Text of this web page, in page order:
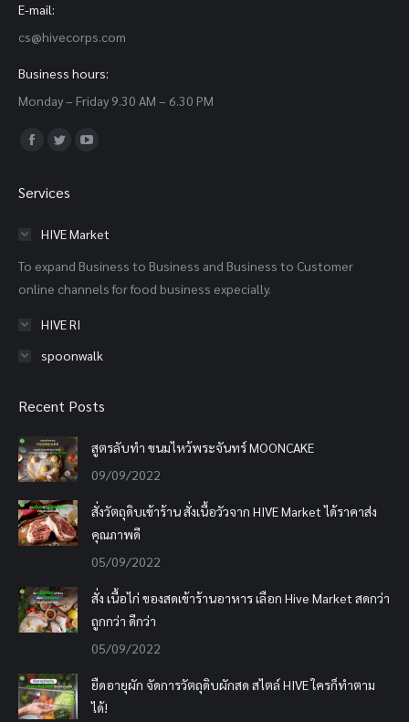
E-mail:
cs@hivecorps.com
Business hours:
Monday – Friday 9.30 AM – 6.30 PM
Find us on:
Facebook
opens
window
Twitter
opens
windowwindow
Services
HIVE Market
To expand Business to Business and Business to Customer
online channels for food business expecially.
HIVE RI
spoonwalk
Recent Posts
สูตรลับทำ ขนมไหว้พระจันทร์ MOONCAKE
09/09/2022
สั่งวัตถุดิบเข้าร้าน สั่งเนื้อวัวจาก HIVE Market ได้ราคาส่ง
คุณภาพดี
05/09/2022
สั่ง เนื้อไก่ ของสดเข้าร้านอาหาร เลือก Hive Market สดกว่า
ถูกกว่า ดีกว่า
05/09/2022
ยืดอายุผัก จัดการวัตถุดิบผักสด สไตล์ HIVE ใครก็ทำตาม
ได้!